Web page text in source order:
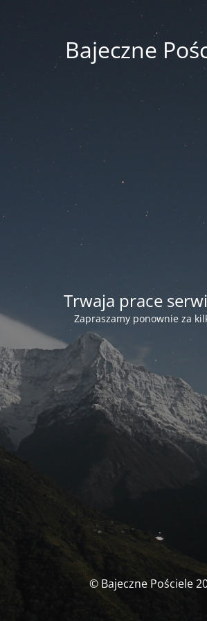
Bajeczne
Trwaja prace
Zapraszamy ponownie za
© Bajeczne Pościele